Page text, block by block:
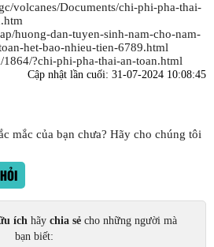
volcanes/Documents/chi-phi-pha-thai-
huong-dan-tuyen-sinh-nam-cho-nam-
het-bao-nhieu-tien-6789.html
?chi-phi-pha-thai-an-toan.html
Cập nhật lần cuối: 31-07-2024 10:08:45
mắc của bạn chưa? Hãy cho chúng tôi
ích hãy chia sẻ cho những người mà
bạn biết: